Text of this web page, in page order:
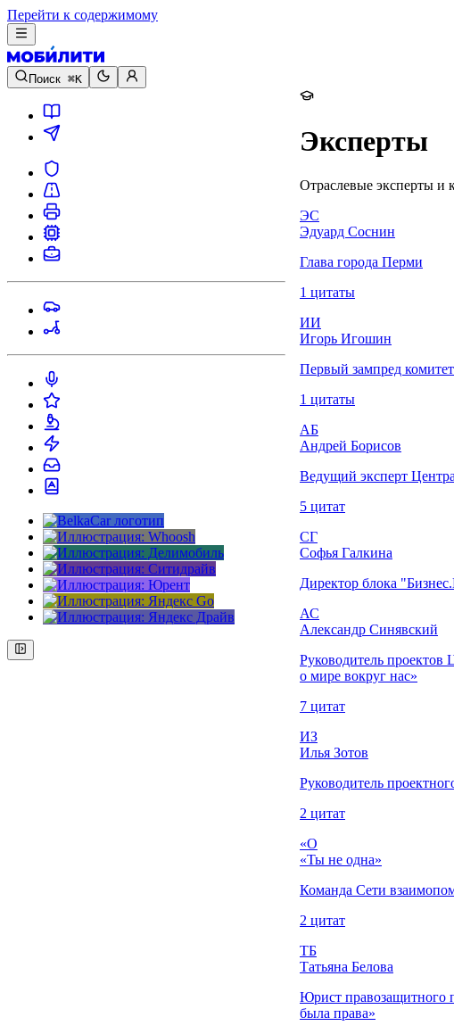
Перейти к содержимому
Поиск ⌘K
Эксперты
Отраслевые эксперты и
ЭС
Эдуард Соснин
Глава города Перми
1 цитаты
ИИ
Игорь Игошин
Первый зампред
1 цитаты
АБ
Андрей Борисов
Ведущий эксперт
5 цитат
СГ
Софья Галкина
Директор блока
АС
Александр Синявский
Руководитель
о мире вокруг нас»
7 цитат
ИЗ
Илья Зотов
Руководитель
2 цитат
«О
«Ты не одна»
Команда Сети
2 цитат
ТБ
Татьяна Белова
Юрист правозащитного
была права»